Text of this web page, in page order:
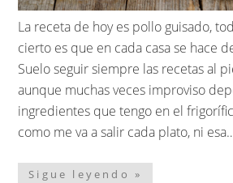
La receta de hoy es pollo guisado,
cierto es que en cada casa se hace
Suelo seguir siempre las recetas al
aunque muchas veces improviso
ingredientes que tengo en el
como me va a salir cada plato, ni
Sigue leyendo »